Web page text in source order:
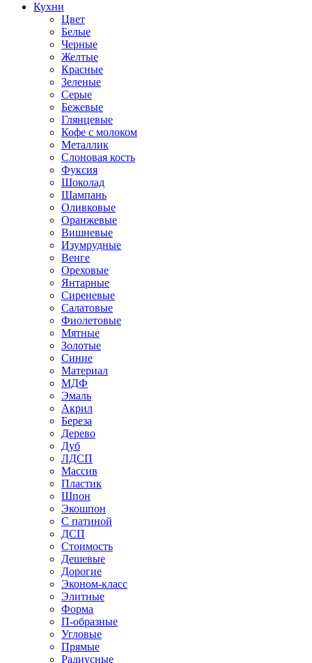
Кухни
Цвет
Белые
Черные
Желтые
Красные
Зеленые
Серые
Бежевые
Глянцевые
Кофе с молоком
Металлик
Слоновая кость
Фуксия
Шоколад
Шампань
Оливковые
Оранжевые
Вишневые
Изумрудные
Венге
Ореховые
Янтарные
Сиреневые
Салатовые
Фиолетовые
Мятные
Золотые
Синие
Материал
МДФ
Эмаль
Акрил
Береза
Дерево
Дуб
ЛДСП
Массив
Пластик
Шпон
Экошпон
С патиной
ДСП
Стоимость
Дешевые
Дорогие
Эконом-класс
Элитные
Форма
П-образные
Угловые
Прямые
Радиусные